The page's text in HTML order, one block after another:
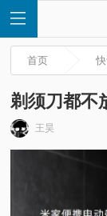
首页
剃须刀都不
王昊